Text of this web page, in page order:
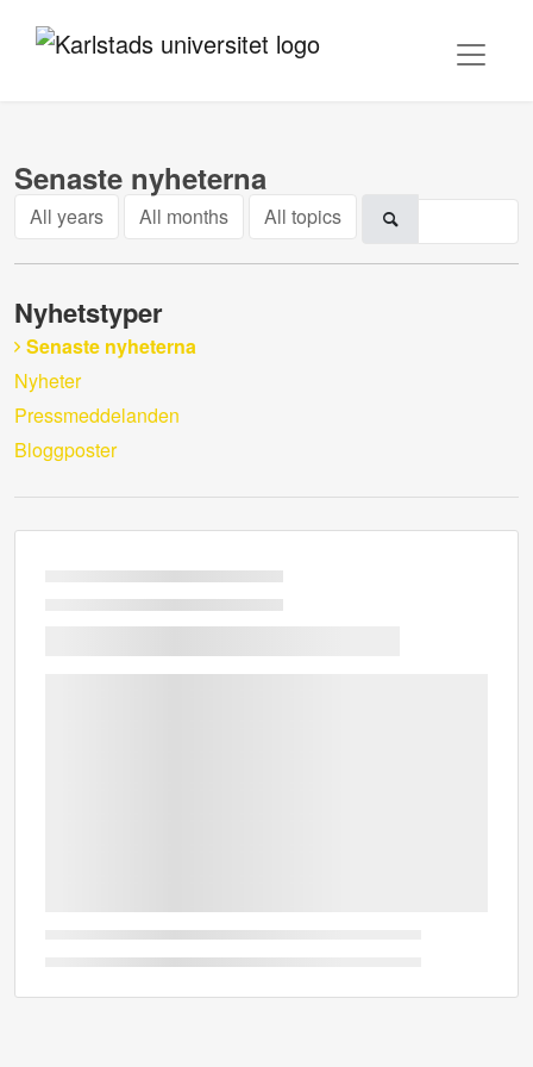
Senaste nyheterna
All years All months All topics
Nyhetstyper
Senaste nyheterna
Nyheter
Pressmeddelanden
Bloggposter